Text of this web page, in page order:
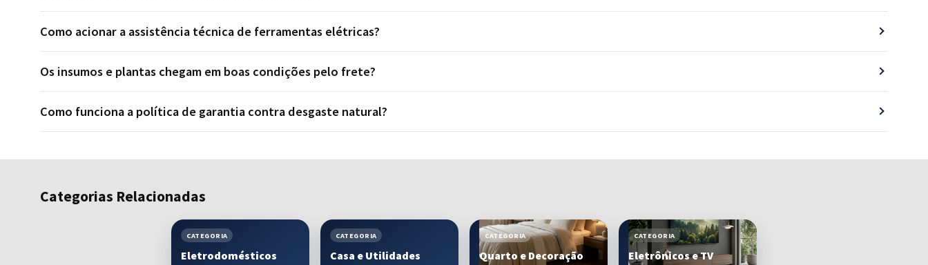
Como acionar a assistência técnica de ferramentas elétricas?
Os insumos e plantas chegam em boas condições pelo frete?
Como funciona a política de garantia contra desgaste natural?
Categorias Relacionadas
CATEGORIA
Eletrodomésticos
CATEGORIA
Casa e Utilidades
CATEGORIA
Quarto e Decoração
CATEGORIA
Eletrônicos e TV